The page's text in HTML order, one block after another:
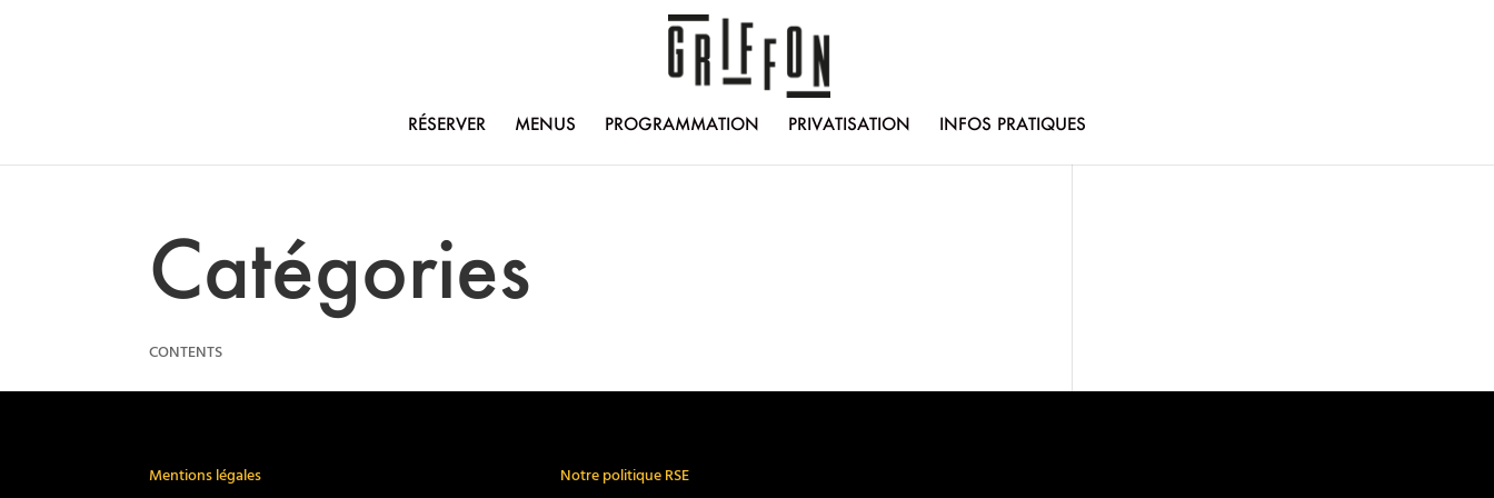
RÉSERVER MENUS PROGRAMMATION PRIVATISATION INFOS PRATIQUES
Catégories
CONTENTS
Mentions légales Notre politique RSE